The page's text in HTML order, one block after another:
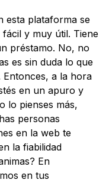
esta plataforma se
y muy útil. Tiene
préstamo. No, no
es sin duda lo que
a la hora
en un apuro y
lo pienses más,
personas
en la web te
la fiabilidad
En
en tus